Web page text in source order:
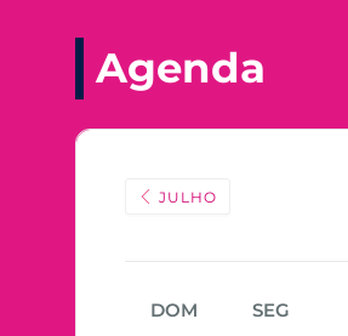
Agenda
JULHO
DOM SEG